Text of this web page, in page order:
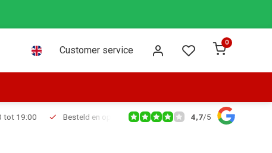
Customer service
0
Besteld en op voorraad voor 16:00 dezelfde dag verzonden via PostNL
4,7/5